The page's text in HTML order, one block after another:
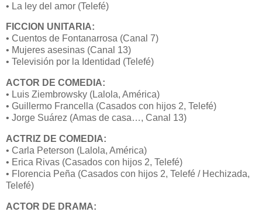
• La ley del amor (Telefé)
FICCION UNITARIA:
• Cuentos de Fontanarrosa (Canal 7)
• Mujeres asesinas (Canal 13)
• Televisión por la Identidad (Telefé)
ACTOR DE COMEDIA:
• Luis Ziembrowsky (Lalola, América)
• Guillermo Francella (Casados con hijos 2, Telefé)
• Jorge Suárez (Amas de casa…, Canal 13)
ACTRIZ DE COMEDIA:
• Carla Peterson (Lalola, América)
• Erica Rivas (Casados con hijos 2, Telefé)
• Florencia Peña (Casados con hijos 2, Telefé / Hechizada,
Telefé)
ACTOR DE DRAMA: